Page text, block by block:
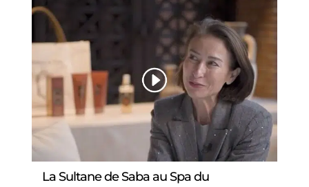
La Sultane de Saba au Spa du